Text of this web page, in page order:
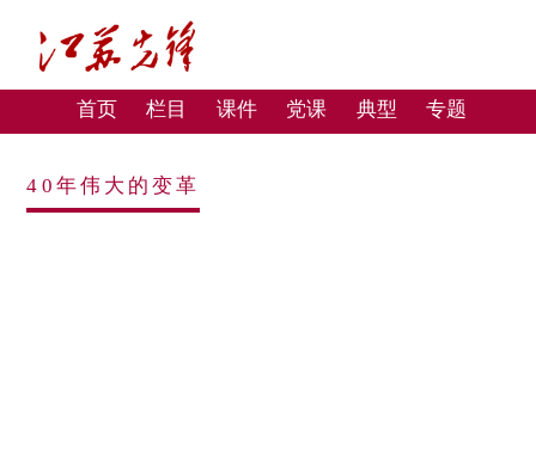
首页 栏目 课件 党课 典型 专题
40年伟大的变革